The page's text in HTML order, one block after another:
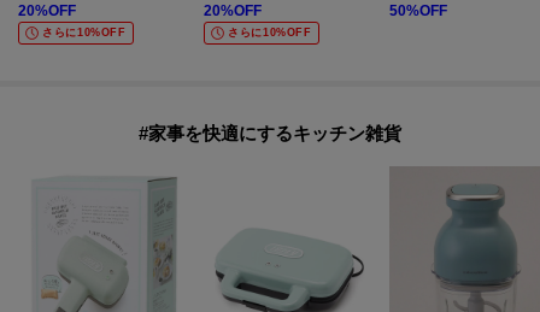
20%OFF
さらに10%OFF
20%OFF
さらに10%OFF
50%OFF
#家事を快適にするキッチン雑貨